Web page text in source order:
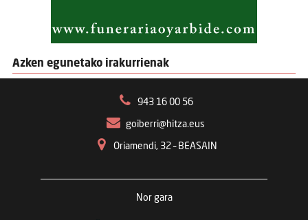
Azken egunetako irakurrienak
943 16 00 56
goiberri@hitza.eus
Oriamendi, 32 – BEASAIN
Nor gara